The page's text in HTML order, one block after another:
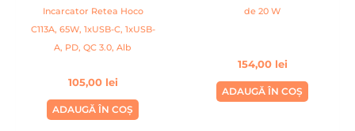
Incarcator Retea Hoco
C113A, 65W, 1xUSB-C, 1xUSB-
A, PD, QC 3.0, Alb
105,00 lei
ADAUGĂ ÎN COȘ
de 20 W
154,00 lei
ADAUGĂ ÎN COȘ